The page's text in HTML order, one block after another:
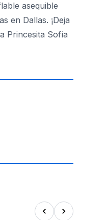
asequible
en Dallas. ¡Deja
Princesita Sofía
que lo recibas